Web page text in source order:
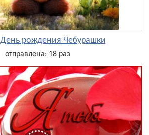
День рождения Чебурашки
отправлена: 18 раз